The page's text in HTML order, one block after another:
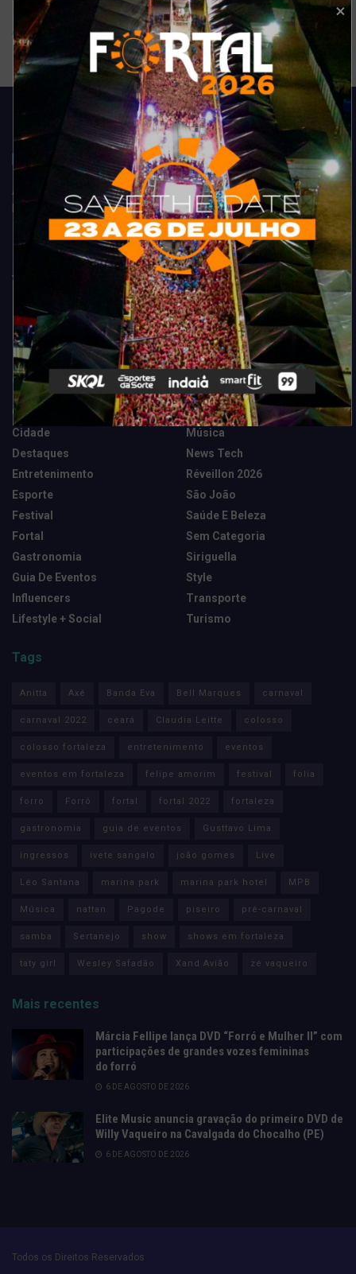
Arquivo de enquete
Acompanhe todas as novidades do entretenimento na região de
Fortaleza. Dicas, promoções, coberturas exclusivas e muito mais.
Categorias
Camarote Vip Junino
Cidade
Destaques
Entretenimento
Esporte
Festival
Fortal
Gastronomia
Guia De Eventos
Influencers
Lifestyle + Social
Marketing E Negócios
Música
News Tech
Réveillon 2026
São João
Saúde E Beleza
Sem Categoria
Siriguella
Style
Transporte
Turismo
Tags
Anitta Axé Banda Eva Bell Marques carnaval
carnaval 2022 ceará Claudia Leitte colosso
colosso fortaleza entretenimento eventos
eventos em fortaleza felipe amorim festival folia
forro Forró fortal fortal 2022 fortaleza
gastronomia guia de eventos Gusttavo Lima
ingressos ivete sangalo joão gomes Live
Léo Santana marina park marina park hotel MPB
Música nattan Pagode piseiro pré-carnaval
samba Sertanejo show shows em fortaleza
taty girl Wesley Safadão Xand Avião zé vaqueiro
Mais recentes
Márcia Fellipe lança DVD “Forró e Mulher II” com
participações de grandes vozes femininas
do forró
6 DE AGOSTO DE 2026
Elite Music anuncia gravação do primeiro DVD de
Willy Vaqueiro na Cavalgada do Chocalho (PE)
6 DE AGOSTO DE 2026
Todos os Direitos Reservados